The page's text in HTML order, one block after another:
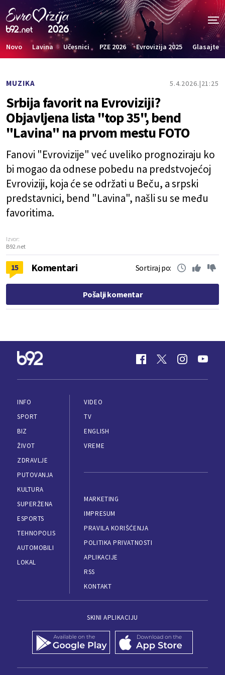
Novo Lavina Učesnici PZE 2026 Evrovizija 2025 Glasajte
MUZIKA 5.4.2026. 21:25
Srbija favorit na Evroviziji?
Objavljena lista "top 35", bend
"Lavina" na prvom mestu FOTO
Fanovi "Evrovizije" već uveliko prognoziraju ko
bi mogao da odnese pobedu na predstvojećoj
Evroviziji, koja će se održati u Beču, a srpski
predstavnici, bend "Lavina", našli su se među
favoritima.
Izvor:
B92.net
15 Komentari Sortiraj po:
Pošalji komentar
INFO
SPORT
BIZ
ŽIVOT
ZDRAVLJE
PUTOVANJA
KULTURA
SUPERŽENA
ESPORTS
TEHNOPOLIS
AUTOMOBILI
LOKAL
VIDEO
TV
ENGLISH
VREME
MARKETING
IMPRESUM
PRAVILA KORIŠĆENJA
POLITIKA PRIVATNOSTI
APLIKACIJE
RSS
KONTAKT
SKINI APLIKACIJU